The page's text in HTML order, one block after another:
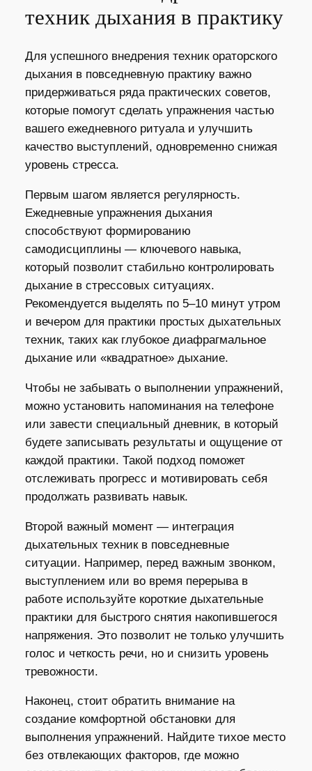
техник дыхания в практику
Для успешного внедрения техник ораторского
дыхания в повседневную практику важно
придерживаться ряда практических советов,
которые помогут сделать упражнения частью
вашего ежедневного ритуала и улучшить
качество выступлений, одновременно снижая
уровень стресса.
Первым шагом является регулярность.
Ежедневные упражнения дыхания
способствуют формированию
самодисциплины — ключевого навыка,
который позволит стабильно контролировать
дыхание в стрессовых ситуациях.
Рекомендуется выделять по 5–10 минут утром
и вечером для практики простых дыхательных
техник, таких как глубокое диафрагмальное
дыхание или «квадратное» дыхание.
Чтобы не забывать о выполнении упражнений,
можно установить напоминания на телефоне
или завести специальный дневник, в который
будете записывать результаты и ощущение от
каждой практики. Такой подход поможет
отслеживать прогресс и мотивировать себя
продолжать развивать навык.
Второй важный момент — интеграция
дыхательных техник в повседневные
ситуации. Например, перед важным звонком,
выступлением или во время перерыва в
работе используйте короткие дыхательные
практики для быстрого снятия накопившегося
напряжения. Это позволит не только улучшить
голос и четкость речи, но и снизить уровень
тревожности.
Наконец, стоит обратить внимание на
создание комфортной обстановки для
выполнения упражнений. Найдите тихое место
без отвлекающих факторов, где можно